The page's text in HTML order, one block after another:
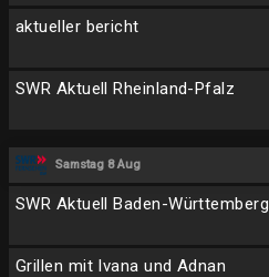
aktueller bericht
SWR Aktuell Rheinland-Pfalz
Samstag 8 Aug
SWR Aktuell Baden-Württemberg
Grillen mit Ivana und Adnan